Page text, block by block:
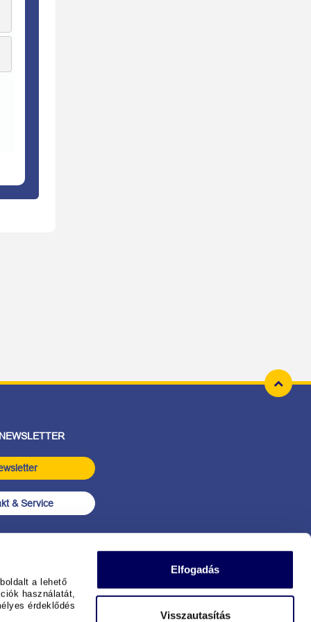
a lehető
használatát,
érdeklődés
Elfogadás
Visszautasítás
& Service